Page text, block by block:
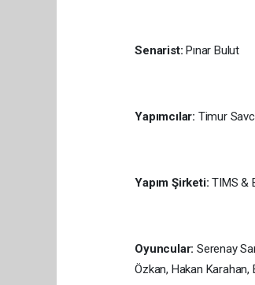
Senarist:Pınar Bulut
Yapımcılar: Timur
Yapım Şirketi: TIMS &
Oyuncular: Serenay
Özkan, Hakan Karahan,